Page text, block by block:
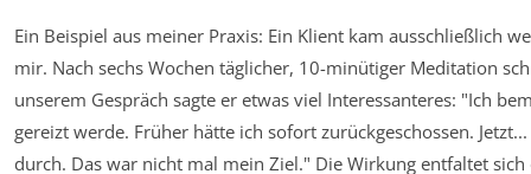
Ein Beispiel aus meiner Praxis: Ein Klient kam ausschließlich
mir. Nach sechs Wochen täglicher, 10-minütiger Meditation
unserem Gespräch sagte er etwas viel Interessanteres: "Ich
gereizt werde. Früher hätte ich sofort zurückgeschossen.
durch. Das war nicht mal mein Ziel." Die Wirkung entfaltet